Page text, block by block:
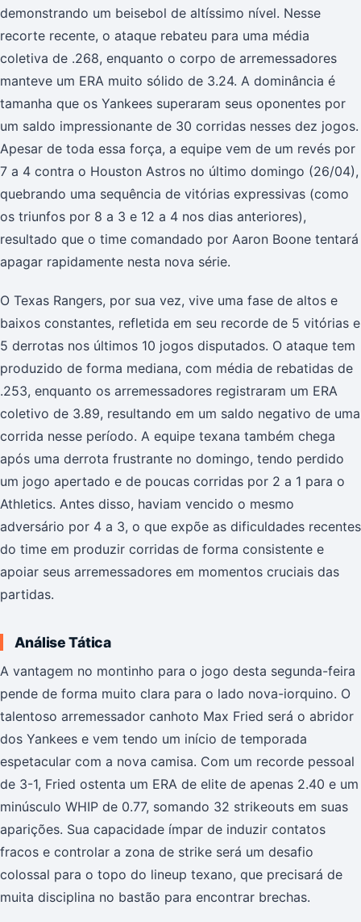
demonstrando um beisebol de altíssimo nível. Nesse
recorte recente, o ataque rebateu para uma média
coletiva de .268, enquanto o corpo de arremessadores
manteve um ERA muito sólido de 3.24. A dominância é
tamanha que os Yankees superaram seus oponentes por
um saldo impressionante de 30 corridas nesses dez jogos.
Apesar de toda essa força, a equipe vem de um revés por
7 a 4 contra o Houston Astros no último domingo (26/04),
quebrando uma sequência de vitórias expressivas (como
os triunfos por 8 a 3 e 12 a 4 nos dias anteriores),
resultado que o time comandado por Aaron Boone tentará
apagar rapidamente nesta nova série.
O Texas Rangers, por sua vez, vive uma fase de altos e
baixos constantes, refletida em seu recorde de 5 vitórias e
5 derrotas nos últimos 10 jogos disputados. O ataque tem
produzido de forma mediana, com média de rebatidas de
.253, enquanto os arremessadores registraram um ERA
coletivo de 3.89, resultando em um saldo negativo de uma
corrida nesse período. A equipe texana também chega
após uma derrota frustrante no domingo, tendo perdido
um jogo apertado e de poucas corridas por 2 a 1 para o
Athletics. Antes disso, haviam vencido o mesmo
adversário por 4 a 3, o que expõe as dificuldades recentes
do time em produzir corridas de forma consistente e
apoiar seus arremessadores em momentos cruciais das
partidas.
Análise Tática
A vantagem no montinho para o jogo desta segunda-feira
pende de forma muito clara para o lado nova-iorquino. O
talentoso arremessador canhoto Max Fried será o abridor
dos Yankees e vem tendo um início de temporada
espetacular com a nova camisa. Com um recorde pessoal
de 3-1, Fried ostenta um ERA de elite de apenas 2.40 e um
minúsculo WHIP de 0.77, somando 32 strikeouts em suas
aparições. Sua capacidade ímpar de induzir contatos
fracos e controlar a zona de strike será um desafio
colossal para o topo do lineup texano, que precisará de
muita disciplina no bastão para encontrar brechas.